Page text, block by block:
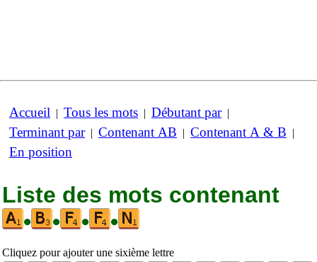
Accueil | Tous les mots | Débutant par|
Terminant par| Contenant AB | Contenant A & B |
En position
Liste des mots contenant
•
• • •
Cliquez pour ajouter une sixième lettre